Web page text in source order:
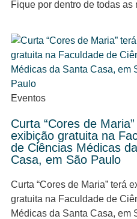
Fique por dentro de todas
Eventos
Curta “Cores de
exibição gratuita na
de Ciências Médicas
Casa, em São Paulo
Curta “Cores de Maria” terá
gratuita na Faculdade de
Médicas da Santa Casa, em